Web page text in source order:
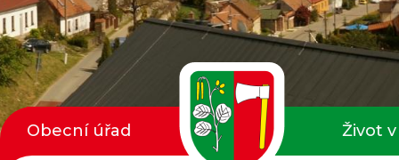
Obecní úřad Život